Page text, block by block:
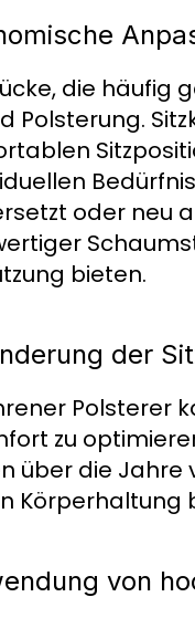
die häufig
Polsterung.
oder neu
bieten.
der
Polsterer
zu
über die Jahre
Körperhaltung
von